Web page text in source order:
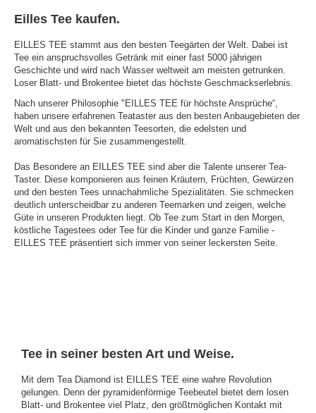
Eilles Tee kaufen.
EILLES TEE stammt aus den besten Teegärten der Welt. Dabei ist
Tee ein anspruchsvolles Getränk mit einer fast 5000 jährigen
Geschichte und wird nach Wasser weltweit am meisten getrunken.
Loser Blatt- und Brokentee bietet das höchste Geschmackserlebnis.
Nach unserer Philosophie "EILLES TEE für höchste Ansprüche“,
haben unsere erfahrenen Teataster aus den besten Anbaugebieten der
Welt und aus den bekannten Teesorten, die edelsten und
aromatischsten für Sie zusammengestellt.
Das Besondere an EILLES TEE sind aber die Talente unserer Tea-
Taster. Diese komponieren aus feinen Kräutern, Früchten, Gewürzen
und den besten Tees unnachahmliche Spezialitäten. Sie schmecken
deutlich unterscheidbar zu anderen Teemarken und zeigen, welche
Güte in unseren Produkten liegt. Ob Tee zum Start in den Morgen,
köstliche Tagestees oder Tee für die Kinder und ganze Familie -
EILLES TEE präsentiert sich immer von seiner leckersten Seite.
Tee in seiner besten Art und Weise.
Mit dem Tea Diamond ist EILLES TEE eine wahre Revolution
gelungen. Denn der pyramidenförmige Teebeutel bietet dem losen
Blatt- und Brokentee viel Platz, den größtmöglichen Kontakt mit